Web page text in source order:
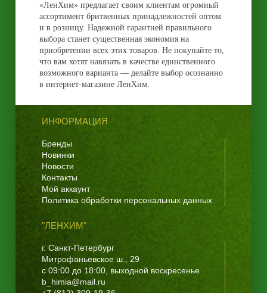
«ЛенХим» предлагает своим клиентамогромный
ассортимент бритвенных принадлежностей оптом
и в розницу. Надежной гарантией правильного
выбора станет существенная экономия на
приобретении всех этих товаров. Не покупайте то,
что вам хотят навязать в качестве единственного
возможного варианта — делайте выбор осознанно
в интернет-магазине ЛенХим.
ИНФОРМАЦИЯ
Бренды
Новинки
Новости
Контакты
Мой аккаунт
Политика обработки персональных данных
"ЛЕНХИМ"
г. Санкт-Петербург
Митрофаньевское ш., 29
с 09:00 до 18:00, выходной воскресенье
b_himia@mail.ru